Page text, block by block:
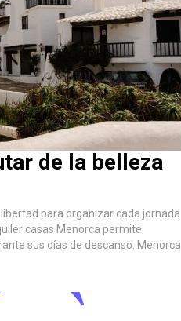
de la belleza
para organizar cada jornada
casas Menorca permite
sus días de descanso. Menorca